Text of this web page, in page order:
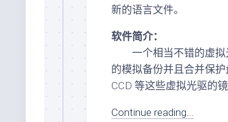
新的语言文件。
软件简介：
一个相当不错的虚拟
的模拟备份并且合并保
CCD 等这些虚拟光驱的
Continue reading...